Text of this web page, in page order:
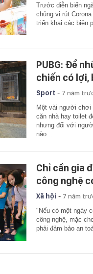
Trước diễn biến
chủng vi rút
triển khai các biện
PUBG: Để
chiến có lợi,
Sport - 7 năm
Một vài người chơi
căn nhà hay toilet
nhưng đối với
nào…
Chỉ cần gia
công nghệ
Xã hội - 7 năm
"Nếu có một ngày
công nghệ, mặc
phải đảm bảo an